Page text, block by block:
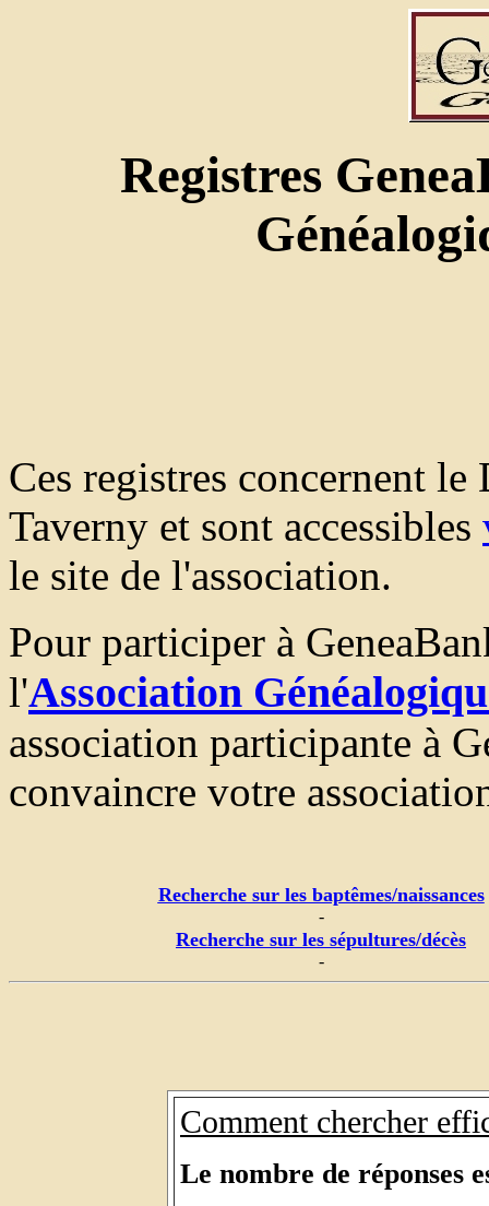
Registres
Ces registres concernent
Taverny et sont accessibles
le site de l'association.
Pour participer à
l'Association
association participante à
convaincre votre
Recherche sur les baptêmes/naissances
-
Recherche sur les sépultures/décès
-
Comment chercher
Le nombre de réponses